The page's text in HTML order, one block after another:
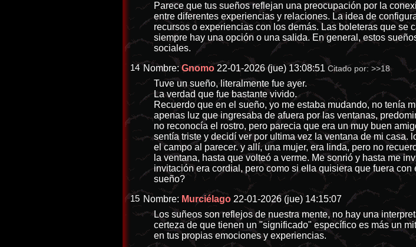
Parece que tus sueños reflejan una preocupación por la
entre diferentes experiencias y relaciones. La idea de
recursos o experiencias con los demás. Las boleteras que
siempre hay una opción o una salida. En general, estos
sociales.
14 Nombre:Gnomo 22-01-2026 (jue) 13:08:51 Citado por:>>18
Tuve un sueño, literalmente fue ayer.
La verdad que fue bastante vivido.
Recuerdo que en el sueño, yo me estaba mudando, no tenía
apenas luz que ingresaba de afuera por las ventanas,
no reconocía el rostro, pero parecia que era un muy buen
sentía triste y decidí ver por ultima vez la ventana de mi casa.
el campo al parecer. y allí, una mujer, era linda, pero no
la ventana, hasta que volteó a verme. Me sonrió y hasta me
invitación era cordial, pero como si ella quisiera que fuera
sueño?
15 Nombre: Murciélago 22-01-2026 (jue) 14:15:07
Los suñeos son reflejos de nuestra mente, no hay una
certeza de que tienen un "significado" específico es más un
en tus propias emociones y experiencias.